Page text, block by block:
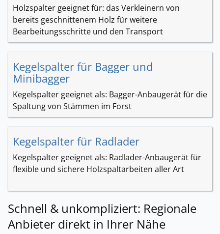
Holzspalter geeignet für: das Verkleinern von
bereits geschnittenem Holz für weitere
Bearbeitungsschritte und den Transport
Kegelspalter für Bagger und
Minibagger
Kegelspalter geeignet als: Bagger-Anbaugerät für die
Spaltung von Stämmen im Forst
Kegelspalter für Radlader
Kegelspalter geeignet als: Radlader-Anbaugerät für
flexible und sichere Holzspaltarbeiten aller Art
Schnell & unkompliziert: Regionale
Anbieter direkt in Ihrer Nähe